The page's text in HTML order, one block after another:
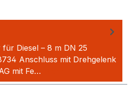
Diesel – 8 m DN 25
Anschluss mit Drehgelenk
mit Fe…